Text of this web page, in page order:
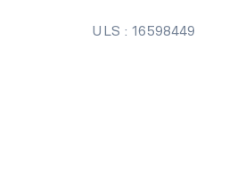
ULS : 16598449